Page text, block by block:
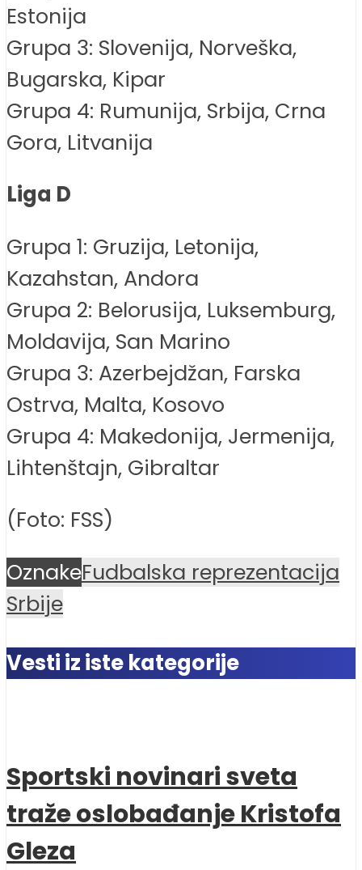
Estonija
Grupa 3: Slovenija, Norveška,
Bugarska, Kipar
Grupa 4: Rumunija, Srbija, Crna
Gora, Litvanija
Liga D
Grupa 1: Gruzija, Letonija,
Kazahstan, Andora
Grupa 2: Belorusija, Luksemburg,
Moldavija, San Marino
Grupa 3: Azerbejdžan, Farska
Ostrva, Malta, Kosovo
Grupa 4: Makedonija, Jermenija,
Lihtenštajn, Gibraltar
(Foto: FSS)
OznakeFudbalska reprezentacija
Srbije
Vesti iz iste kategorije
Sportski novinari sveta
traže oslobađanje Kristofa
Gleza